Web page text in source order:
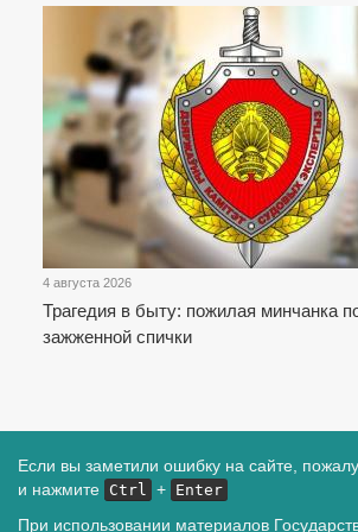
4 августа 2026
Трагедия в быту: пожилая минчанка
зажженной спички
Если вы заметили ошибку на сайте,
и нажмите Ctrl + Enter
При использовании материалов